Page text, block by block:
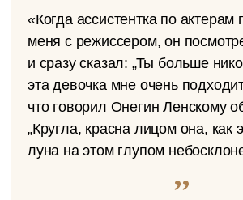
«Когда ассистентка по актерам
меня с режиссером, он
и сразу сказал: „Ты больше
эта девочка мне очень
что говорил Онегин Ленскому
„Кругла, красна лицом она, как
луна на этом глупом